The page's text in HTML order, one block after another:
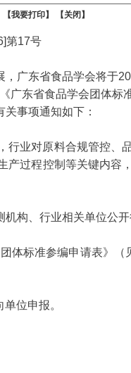
【我要打印】 【关闭】
第17号
广东省食品学会将于
广东省食品学会团体
事项通知如下：
业对原料合规管控、
过程控制等关键内容
构、行业相关单位公开
标准参编申请表》
位申报。